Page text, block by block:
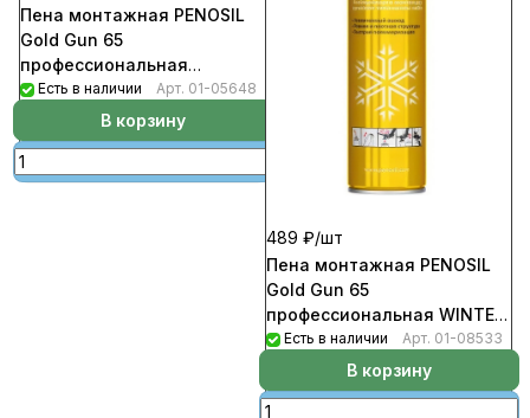
Пена монтажная PENOSIL
Gold Gun 65
профессиональная
универсальная 875мл
(12шт/уп; 672шт/пал)
Есть в наличии Арт. 01-05648
В корзину
489 ₽/шт
Пена монтажная PENOSIL
Gold Gun 65
профессиональная WINTER/
Зима 875мл (12шт/уп;
672шт/пал)
Есть в наличии Арт. 01-08533
В корзину